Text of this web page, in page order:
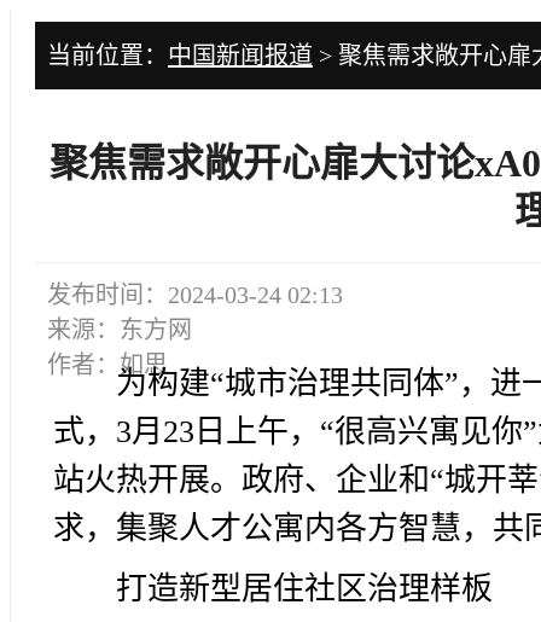
当前位置： 中国新闻报道 > 聚焦需求敞开心
聚焦需求敞开心扉大讨论
发布时间：2024-03-24 02:13
来源：东方网
作者：如思
为构建“城市治理共同体”，
式，3月23日上午，“很高兴寓见
站火热开展。政府、企业和“城开
求，集聚人才公寓内各方智慧，共
打造新型居住社区治理样板